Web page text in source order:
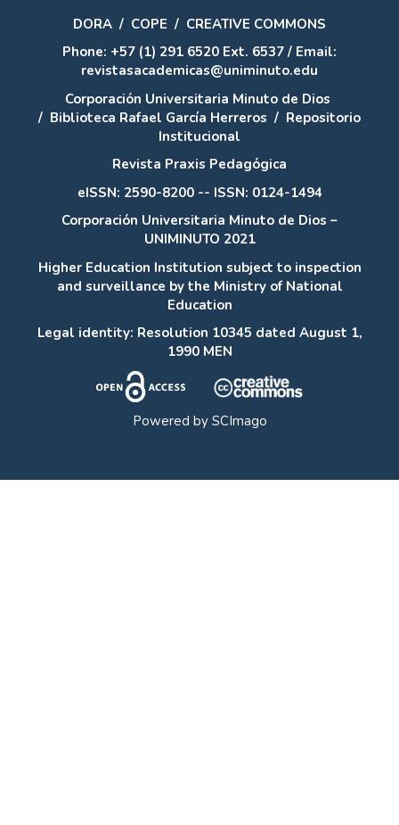
DORA / COPE / CREATIVE COMMONS
Phone: +57 (1) 291 6520 Ext. 6537 / Email:
revistasacademicas@uniminuto.edu
Corporación Universitaria Minuto de Dios
/ Biblioteca Rafael García Herreros / Repositorio
Institucional
Revista Praxis Pedagógica
eISSN: 2590-8200 -- ISSN: 0124-1494
Corporación Universitaria Minuto de Dios –
UNIMINUTO 2021
Higher Education Institution subject to inspection
and surveillance by the Ministry of National
Education
Legal identity: Resolution 10345 dated August 1,
1990 MEN
Powered by SCImago